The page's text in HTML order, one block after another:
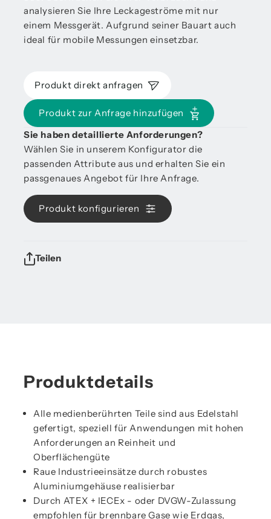
analysieren Sie Ihre Leckageströme mit nur
einem Messgerät. Aufgrund seiner Bauart auch
ideal für mobile Messungen einsetzbar.
Produkt direkt anfragen
Produkt zur Anfrage hinzufügen
Sie haben detaillierte Anforderungen?
Wählen Sie in unserem Konfigurator die
passenden Attribute aus und erhalten Sie ein
passgenaues Angebot für Ihre Anfrage.
Produkt konfigurieren
Teilen
Produktdetails
Alle medienberührten Teile sind aus Edelstahl
gefertigt, speziell für Anwendungen mit hohen
Anforderungen an Reinheit und
Oberflächengüte
Raue Industrieeinsätze durch robustes
Aluminiumgehäuse realisierbar
Durch ATEX + IECEx - oder DVGW-Zulassung
empfohlen für brennbare Gase wie Erdgas,